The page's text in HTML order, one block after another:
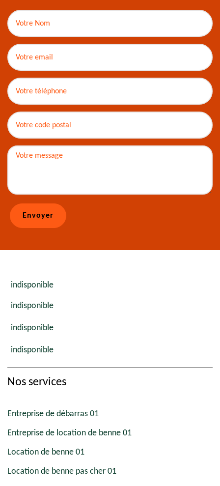
indisponible
indisponible
indisponible
indisponible
Nos services
Entreprise de débarras 01
Entreprise de location de benne 01
Location de benne 01
Location de benne pas cher 01